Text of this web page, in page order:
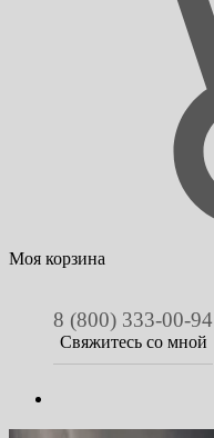
Моя корзина
8 (800) 333-00-94
Свяжитесь со мной